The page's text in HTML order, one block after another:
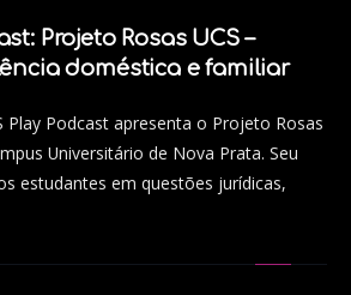
Projeto Rosas UCS –
doméstica e familiar
Play Podcast apresenta o Projeto Rosas
Universitário de Nova Prata. Seu
estudantes em questões jurídicas,